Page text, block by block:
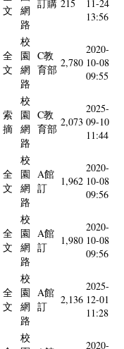
文
網
路
訂購 215
11-24
13:56
全
文
校
園
網
路
C教
育部
2,780
2020-
10-08
09:55
索
摘
校
園
網
路
C教
育部
2,073
2025-
09-10
11:44
全
文
校
園
網
路
A館
訂
1,962
2020-
10-08
09:56
全
文
校
園
網
路
A館
訂
1,980
2020-
10-08
09:56
全
文
校
園
網
路
A館
訂
2,136
2025-
12-01
11:28
校
2020-